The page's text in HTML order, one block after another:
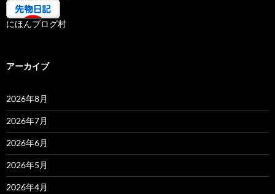
にほんブログ村
アーカイブ
2026年8月
2026年7月
2026年6月
2026年5月
2026年4月